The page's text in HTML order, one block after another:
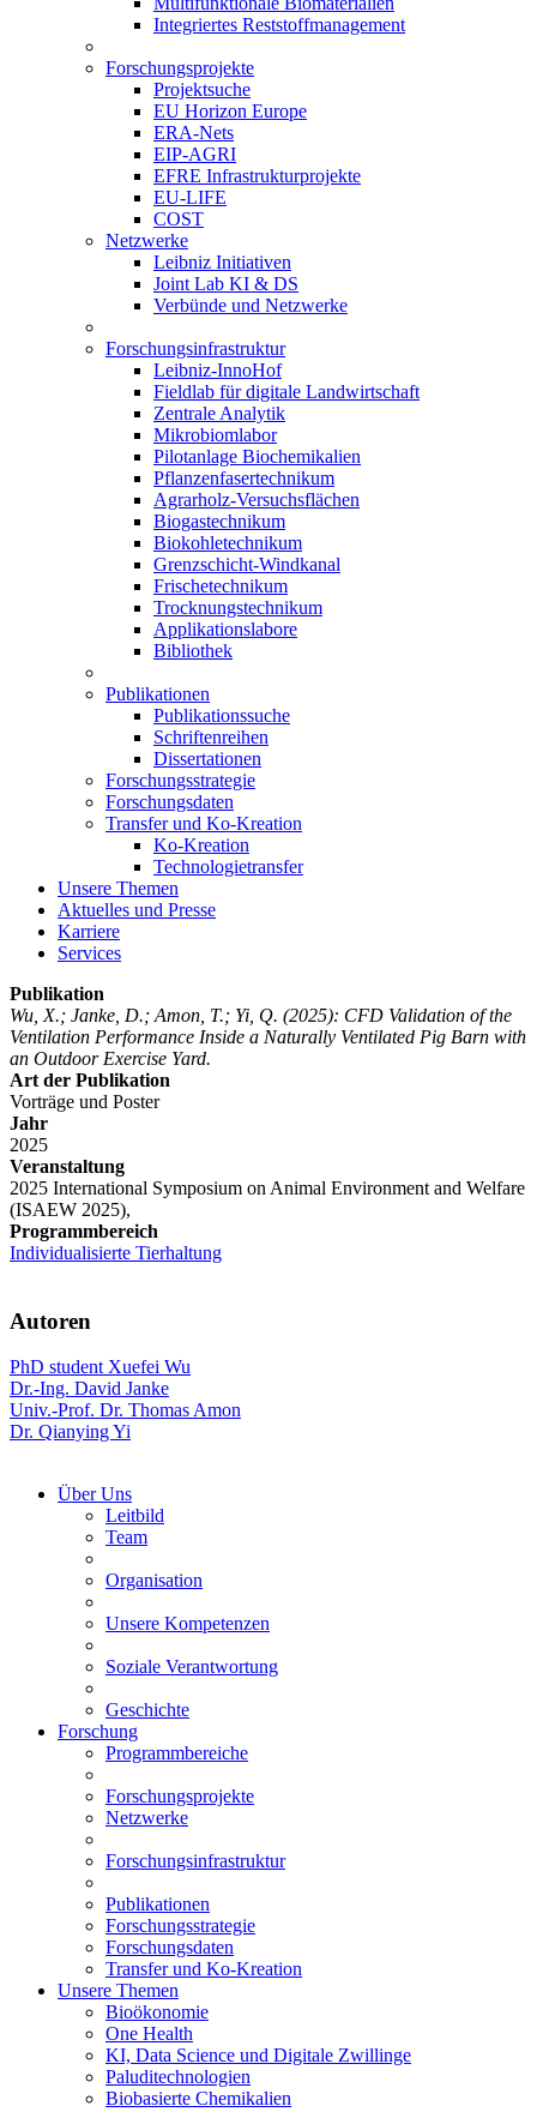
Integriertes Reststoffmanagement
Forschungsprojekte
Projektsuche
EU Horizon Europe
ERA-Nets
EIP-AGRI
EFRE Infrastrukturprojekte
EU-LIFE
COST
Netzwerke
Leibniz Initiativen
Joint Lab KI & DS
Verbünde und Netzwerke
Forschungsinfrastruktur
Leibniz-InnoHof
Fieldlab für digitale Landwirtschaft
Zentrale Analytik
Mikrobiomlabor
Pilotanlage Biochemikalien
Pflanzenfasertechnikum
Agrarholz-Versuchsflächen
Biogastechnikum
Biokohletechnikum
Grenzschicht-Windkanal
Frischetechnikum
Trocknungstechnikum
Applikationslabore
Bibliothek
Publikationen
Publikationssuche
Schriftenreihen
Dissertationen
Forschungsstrategie
Forschungsdaten
Transfer und Ko-Kreation
Ko-Kreation
Technologietransfer
Unsere Themen
Aktuelles und Presse
Karriere
Services
Publikation
Wu, X.; Janke, D.; Amon, T.; Yi, Q. (2025): CFD Validation of the
Ventilation Performance Inside a Naturally Ventilated Pig Barn with
an Outdoor Exercise Yard.
Art der Publikation
Vorträge und Poster
Jahr
2025
Veranstaltung
2025 International Symposium on Animal Environment and Welfare
(ISAEW 2025),
Programmbereich
Individualisierte Tierhaltung
Autoren
PhD student Xuefei Wu
Dr.-Ing. David Janke
Univ.-Prof. Dr. Thomas Amon
Dr. Qianying Yi
Über Uns
Leitbild
Team
Organisation
Unsere Kompetenzen
Soziale Verantwortung
Geschichte
Forschung
Programmbereiche
Forschungsprojekte
Netzwerke
Forschungsinfrastruktur
Publikationen
Forschungsstrategie
Forschungsdaten
Transfer und Ko-Kreation
Unsere Themen
Bioökonomie
One Health
KI, Data Science und Digitale Zwillinge
Paluditechnologien
Biobasierte Chemikalien